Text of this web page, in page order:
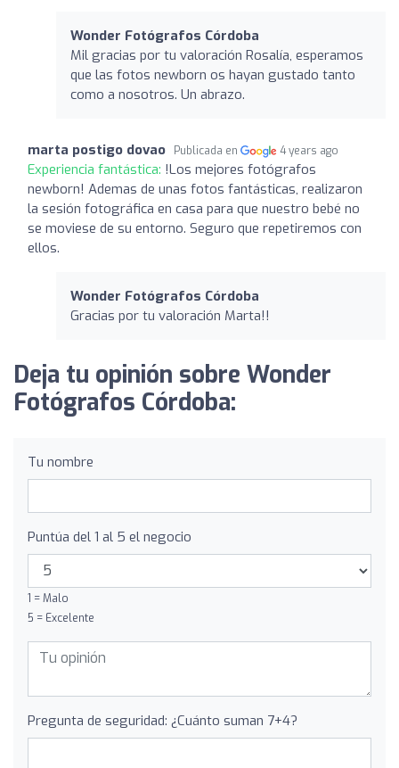
Wonder Fotógrafos Córdoba
Mil gracias por tu valoración Rosalía, esperamos
que las fotos newborn os hayan gustado tanto
como a nosotros. Un abrazo.
marta postigo dovao Publicada en 4 years ago
Experiencia fantástica: !Los mejores fotógrafos
newborn! Ademas de unas fotos fantásticas, realizaron
la sesión fotográfica en casa para que nuestro bebé no
se moviese de su entorno. Seguro que repetiremos con
ellos.
Wonder Fotógrafos Córdoba
Gracias por tu valoración Marta!!
Deja tu opinión sobre Wonder
Fotógrafos Córdoba:
Tu nombre
Puntúa del 1 al 5 el negocio
1 = Malo
5 = Excelente
Pregunta de seguridad: ¿Cuánto suman 7+4?